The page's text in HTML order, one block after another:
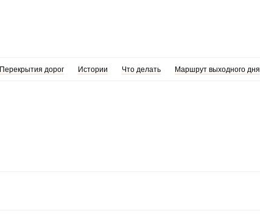
Перекрытия дорог Истории Что делать Маршрут выходного дня